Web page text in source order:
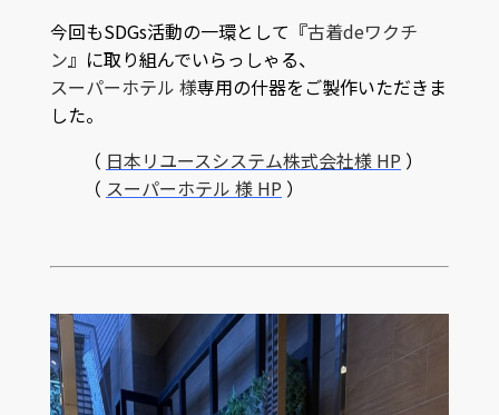
今回もSDGs活動の一環として『古着deワクチ
ン』に取り組んでいらっしゃる、
スーパーホテル 様専用の什器をご製作いただきま
した。
（ 日本リユースシステム株式会社様 HP ）
（ スーパーホテル 様 HP ）